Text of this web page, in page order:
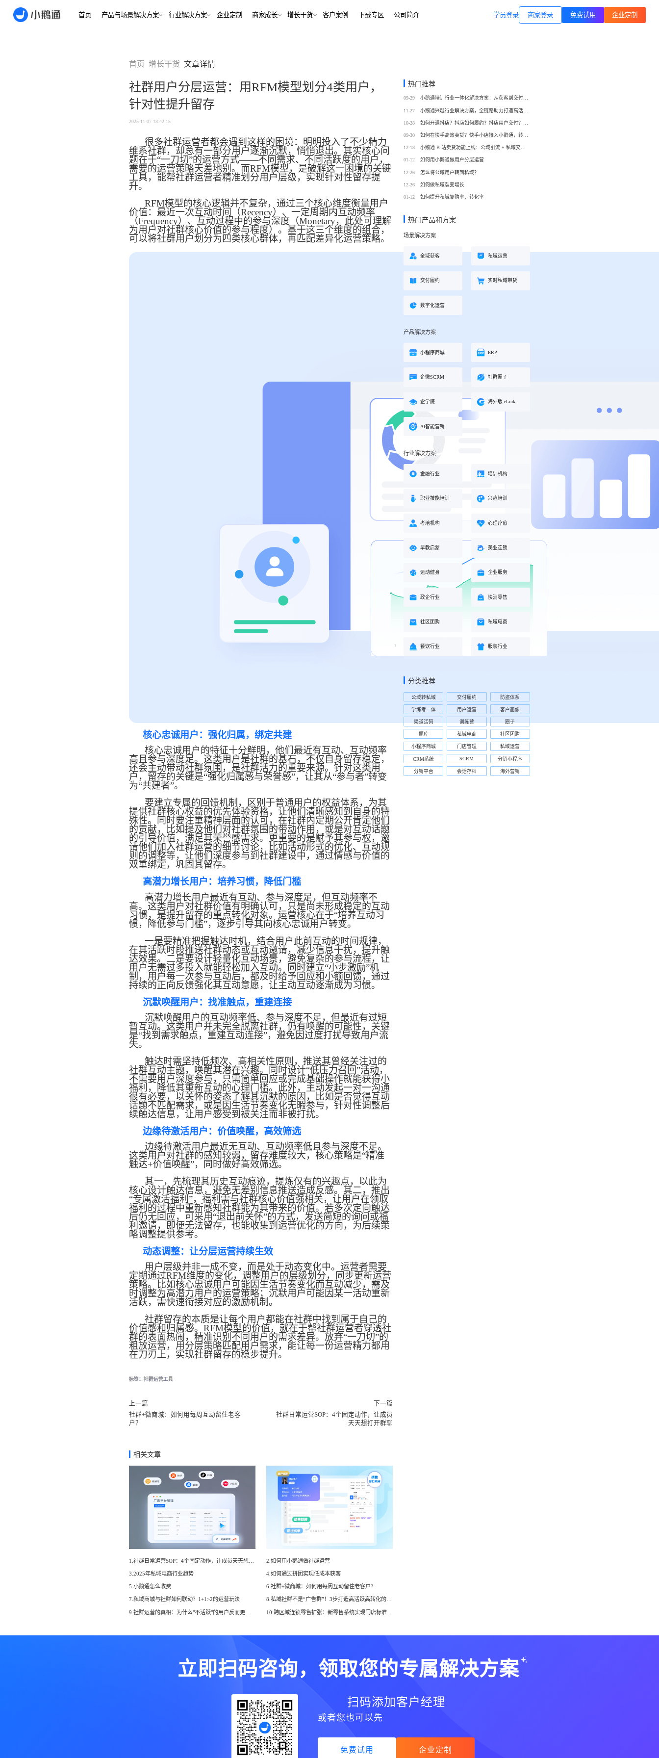
首页 产品与场景解决方案
全域获客
打通视频号抖音快手工具，流量沉
淀私域
私域运营
私域增长利器，助力私域获客/培育/
转、一站式解决方案
私域销转/私域带货/实时互动工具
经营全链路数据洞察，公域私域打
通
产品
小程序商城
全行业全场景私域开店解决方案
ERP
针对私域运营的一站式供应链解决
方案
社群圈子 企学院
企业培训系统，员工培训、考试全
适配出海场景的全新产品，实现海
行业解决方案
金融/财经行业
合规、转化、AI+——12000+金融
客户的共同选择
培训机构私域销转一站式解决方案
兴趣培训
考公考研、专升本、出国留学等一
心理疗愈
连锁心理机构的私域获客、标准化
交付与用户留存、多门店管理工具
早教启蒙
打通招生-营期-家校链路闭环，实现
长期增长
美业连锁
9 年深耕，为美业定义实时互动私
域新标准
企业服务私域营销解决方案，提供
稳定运营工具
为政府机构、事业单位、央国企等
提供数字化解决方案
社区团购
社区团购”新生态模式”，打破传统
私域电商
私域电商系统，全链路私域增长解
加盟培育、连锁门店管理、企业商
付与用户留存一站式解决方案
企业定制 商家成长
帮助中心
增长干货 客户案例 公司简介 学员登录 商家登录
首页 增长干货 文章详情
社群用户分层运营：用RFM模型划分4类用户，
针对性提升留存
2025-11-07 18:42:15
很多社群运营者都会遇到这样的困境：明明投入了不少精力
维系社群，却总有一部分用户逐渐沉默，悄悄退出。其实核心问
题在于“一刀切”的运营方式——不同需求、不同活跃度的用户，
需要的运营策略天差地别。而RFM模型，是破解这一困境的关键
工具，能帮社群运营者精准划分用户层级，实现针对性留存提
升。
RFM模型的核心逻辑并不复杂，通过三个核心维度衡量用户
价值： 最近一次互动时间（Recency）、一定周期内互动频率
（Frequency）、互动过程中的参与深度（Monetary，此处可理解
为用户对社群核心价值的参与程度）。基于这三个维度的组合，
可以将社群用户划分为四类核心群体，再匹配差异化运营策略。
核心忠诚用户：强化归属，绑定共建
核心忠诚用户的特征十分鲜明，他们 最近有互动、互动频率
高且参与深度足。这类用户是社群的基石，不仅自身留存稳定，
还会主动带动社群氛围，是社群活力的重要来源。针对这类用
户，留存的关键是“强化归属感与荣誉感”，让其从“参与者”转变
为“共建者”。
要建立专属的回馈机制，区别于普通用户的权益体系，为其
提供社群核心权益的优先体验资格，让他们清晰感知到自身的特
殊性。同时要注重精神层面的认可，在社群内定期公开肯定他们
的贡献，比如提及他们对社群氛围的带动作用，或是对互动话题
的引导价值，满足其荣誉感需求。更重要的是赋予其参与权，邀
请他们加入社群运营的细节讨论，比如活动形式的优化、互动规
则的调整等，让他们深度参与到社群建设中，通过情感与价值的
双重绑定，巩固其留存。
高潜力增长用户：培养习惯，降低门槛
高潜力增长用户最近有互动、参与深度足，但互动频率不
高。这类用户对社群价值有明确认可，只是尚未形成稳定的互动
习惯，是提升留存的重点转化对象。运营核心在于“培养互动习
惯，降低参与门槛”，逐步引导其向核心忠诚用户转变。
一是要精准把握触达时机，结合用户此前互动的时间规律，
在其活跃时段推送社群动态或互动邀请，减少信息干扰，提升触
达效果。二是要设计轻量化互动场景，避免复杂的参与流程，让
用户无需过多投入就能轻松加入互动。同时建立“小步激励”机
制，用户每一次参与互动后，都及时给予回应和小额回馈，通过
持续的正向反馈强化其互动意愿，让主动互动逐渐成为习惯。
沉默唤醒用户：找准触点，重建连接
沉默唤醒用户的互动频率低、参与深度不足，但最近有过短
暂互动。这类用户并未完全脱离社群，仍有唤醒的可能性，关键
是“找到需求触点，重建互动连接”，避免因过度打扰导致用户流
失。
触达时需坚持低频次、高相关性原则，推送其曾经关注过的
社群互动主题，唤醒其潜在兴趣。同时设计“低压力召回”活动，
不需要用户深度参与，只需简单回应或完成基础操作就能获得小
福利，降低其重新互动的心理门槛。此外，主动发起一对一沟通
很有必要，以关怀的姿态了解其沉默的原因，比如是否觉得互动
话题不匹配需求，或是因生活节奏变化无暇参与，针对性调整后
续触达信息，让用户感受到被关注而非被打扰。
边缘待激活用户：价值唤醒，高效筛选
边缘待激活用户最近无互动、互动频率低且参与深度不足。
这类用户对社群的感知较弱，留存难度较大，核心策略是“精准
触达+价值唤醒”，同时做好高效筛选。
其一，先梳理其历史互动痕迹，提炼仅有的兴趣点，以此为
核心设计触达信息，避免无差别信息推送造成反感。其二，推出
“专属激活福利”，福利需与社群核心价值强相关，让用户在领取
福利的过程中重新感知社群能为其带来的价值。若多次定向触达
后仍无回应，可采用“退出前关怀”的方式，发送简短的询问或福
利邀请，即便无法留存，也能收集到运营优化的方向，为后续策
略调整提供参考。
动态调整：让分层运营持续生效
用户层级并非一成不变，而是处于动态变化中。运营者需要
定期通过RFM维度的变化，调整用户的层级划分，同步更新运营
策略。比如核心忠诚用户可能因生活节奏变化而互动减少，需及
时调整为高潜力用户的运营策略；沉默用户可能因某一活动重新
活跃，需快速衔接对应的激励机制。
社群留存的本质是让每个用户都能在社群中找到属于自己的
价值感和归属感。RFM模型的价值，就在于帮社群运营者穿透社
群的表面热闹，精准识别不同用户的需求差异。放弃“一刀切”的
粗放运营，用分层策略匹配用户需求，能让每一份运营精力都用
在刀刃上，实现社群留存的稳步提升。
标签：社群运营工具
上一篇
社群+微商城：如何用每周互动留住老客
户？
下一篇
社群日常运营SOP：4个固定动作，让成员
天天想打开群聊
相关文章
2.如何用小鹅通做社群运营
3.2025年私域电商行业趋势 4.如何通过拼团实现低成本获客
5.小鹅通怎么收费 6.社群+微商城：如何用每周互动留住老客户？
7.私域商城与社群如何联动？1+1>2的运营玩法 8.私域社群不是“广告群”！3步打造高活跃高转化的垂直社群
热门推荐
09-29 小鹅通培训行业一体化解决方案：从获客到交付，帮你打通增长全链路！
11-27
10-28
09-30
12-18
01-12 如何用小鹅通做用户分层运营
12-26 怎么将公域用户转到私域？
12-26 如何做私域裂变增长
01-12 如何提升私域复购率、转化率
热门产品和方案
场景解决方案
全域获客 私域运营
交付履约 实时私域带货
数字化运营
产品解决方案
小程序商城 ERP
企微SCRM 社群圈子
企学院 海外版 eLink
AI智能营销
行业解决方案
金融行业 培训机构
职业技能培训 兴趣培训
考培机构 心理疗愈
早教启蒙 美业连锁
运动健身 企业服务
政企行业 快消零售
社区团购 私域电商
餐饮行业 服装行业
分类推荐
公域转私域 交付履约 防盗体系
学练考一体 用户运营 客户画像
渠道活码 训练营 圈子
题库 私域电商 社区团购
小程序商城 门店管理 私域运营
CRM系统 SCRM 分销小程序
分销平台 会话存档 海外营销
立即扫码咨询，领取您的专属解决方案
扫码添加客户经理
或者您也可以先
免费试用 企业定制